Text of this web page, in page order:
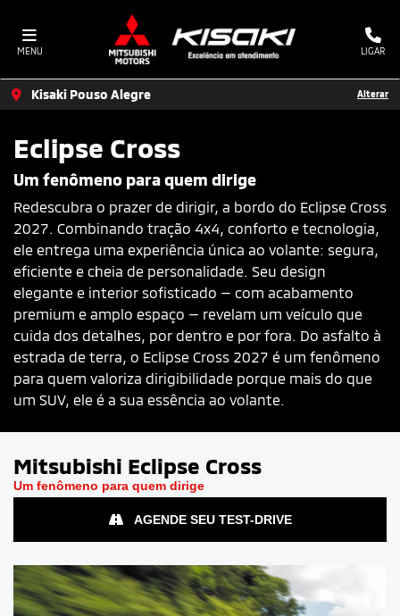
MENU LIGAR
Kisaki Pouso Alegre Alterar
Eclipse Cross
Um fenômeno para quem dirige
Redescubra o prazer de dirigir, a bordo do Eclipse Cross
2027. Combinando tração 4x4, conforto e tecnologia,
ele entrega uma experiência única ao volante: segura,
eficiente e cheia de personalidade. Seu design
elegante e interior sofisticado — com acabamento
premium e amplo espaço — revelam um veículo que
cuida dos detalhes, por dentro e por fora. Do asfalto à
estrada de terra, o Eclipse Cross 2027 é um fenômeno
para quem valoriza dirigibilidade porque mais do que
um SUV, ele é a sua essência ao volante.
Mitsubishi Eclipse Cross
Um fenômeno para quem dirige
AGENDE SEU TEST-DRIVE